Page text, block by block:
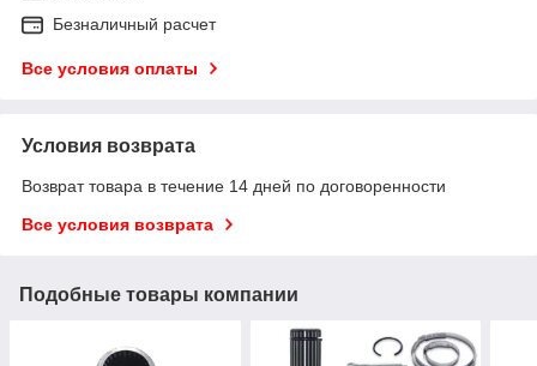
Безналичный расчет
Все условия оплаты
Условия возврата
Возврат товара в течение 14 дней по договоренности
Все условия возврата
Подобные товары компании